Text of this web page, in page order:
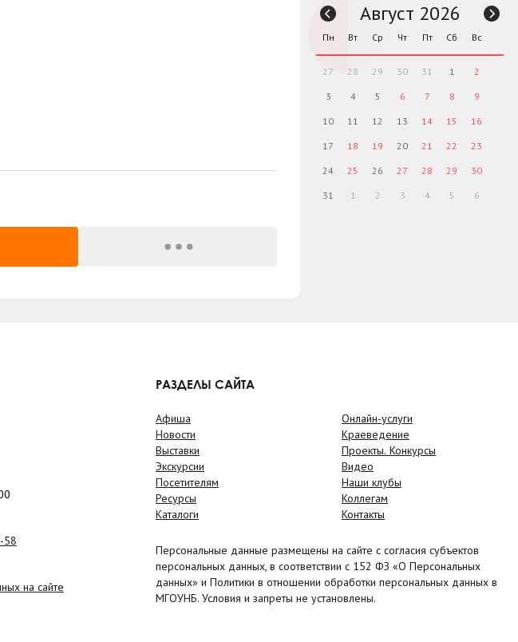
Август 2026
Пн Вт Ср Чт Пт Сб Вс
27 28 29 30 31 1 2
3 4 5 6 7 8 9
10 11 12 13 14 15 16
17 18 19 20 21 22 23
24 25 26 27 28 29 30
31 1 2 3 4 5 6
58
на сайте
РАЗДЕЛЫ САЙТА
Афиша
Новости
Выставки
Экскурсии
Посетителям
Ресурсы
Каталоги
Онлайн-услуги
Краеведение
Проекты. Конкурсы
Видео
Наши клубы
Коллегам
Контакты
Персональные данные размещены на сайте с согласия субъектов
персональных данных, в соответствии с 152 ФЗ «О Персональных
данных» и Политики в отношении обработки персональных данных в
МГОУНБ. Условия и запреты не установлены.